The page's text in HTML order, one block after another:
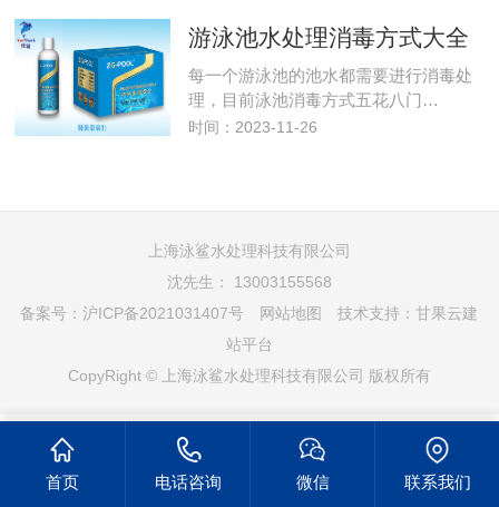
游泳池水处理消毒方式大全
每一个游泳池的池水都需要进行消毒处
理，目前泳池消毒方式五花八门…
时间：2023-11-26
上海泳鲨水处理科技有限公司
沈先生： 13003155568
备案号：沪ICP备2021031407号 网站地图 技术支持：甘果云建
站平台
CopyRight © 上海泳鲨水处理科技有限公司 版权所有
首页 电话咨询 微信 联系我们